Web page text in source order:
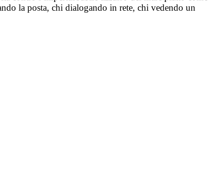
la posta, chi dialogando in rete, chi vedendo un